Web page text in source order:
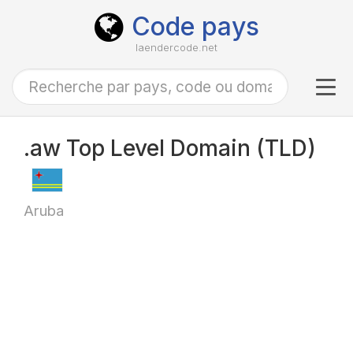
Code pays
laendercode.net
.aw Top Level Domain (TLD)
Aruba